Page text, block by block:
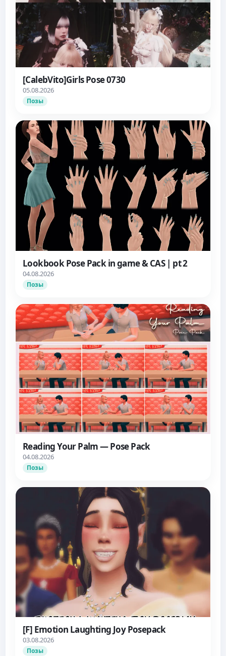
[CalebVito]Girls Pose 0730
05.08.2026
Позы
Lookbook Pose Pack in game & CAS | pt 2
04.08.2026
Позы
Reading Your Palm — Pose Pack
04.08.2026
Позы
[F] Emotion Laughting Joy Posepack
03.08.2026
Позы